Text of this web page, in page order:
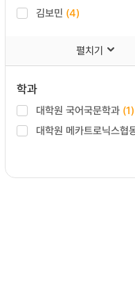
김보민 (4)
펼치기
학과
대학원 국어국문학과 (1)
대학원 메카트로닉스협